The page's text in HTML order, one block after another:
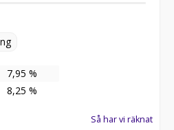
7,95 %
8,25 %
Så har vi räknat